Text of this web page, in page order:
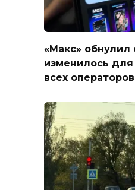
«Макс» обнулил
изменилось
всех операторов